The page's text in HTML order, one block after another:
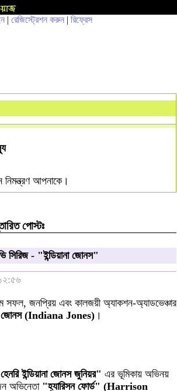
| রেজিস্ট্রেশন করুন | রিফ্রেস
আপনাকে।
পোস্টঃ
সিরিজ - "ইন্ডিয়ানা জোনস"
সফল, জনপ্রিয় এবং কালজয়ী অ্যাকশন-অ্যাডভেঞ্চার
জোনস (Indiana Jones) ।
ইন্ডিয়ানা জোনস জুনিয়র" এর ভূমিকায় অভিনয়
অভিনেতা "হ্যারিসন ফোর্ড" (Harrison